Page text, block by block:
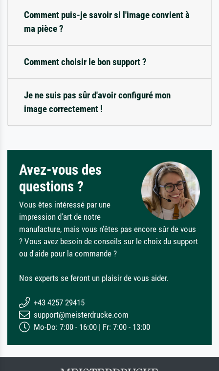
Comment puis-je savoir si l'image convient à
ma pièce ?
Comment choisir le bon support ?
Je ne suis pas sûr d'avoir configuré mon
image correctement !
Avez-vous des
questions ?
Vous êtes intéressé par une
impression d'art de notre
manufacture, mais vous n'êtes pas encore sûr de vous
? Vous avez besoin de conseils sur le choix du support
ou d'aide pour la commande ?
Nos experts se feront un plaisir de vous aider.
+43 4257 29415
support@meisterdrucke.com
Mo-Do: 7:00 - 16:00 | Fr: 7:00 - 13:00